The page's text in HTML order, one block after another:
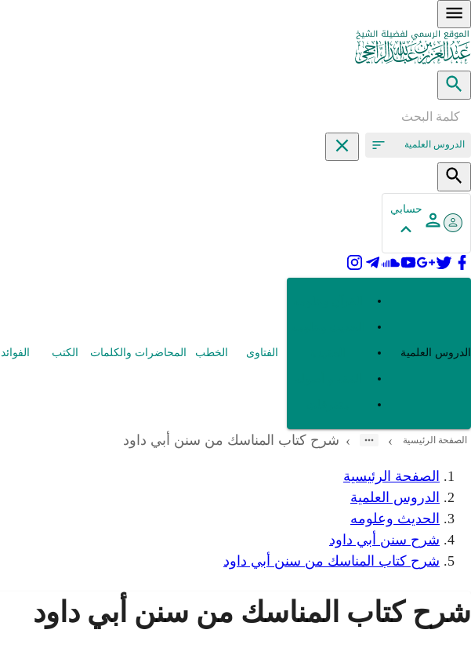
الدروس العلمية
حسابي
الدروس العلمية الفتاوى الخطب المحاضرات والكلمات الكتب الفوائد
الصفحة الرئيسية ›
› شرح كتاب المناسك من سنن أبي داود
الصفحة الرئيسية
الدروس العلمية
الحديث وعلومه
شرح سنن أبي داود
شرح كتاب المناسك من سنن أبي داود
شرح كتاب المناسك من سنن أبي داود